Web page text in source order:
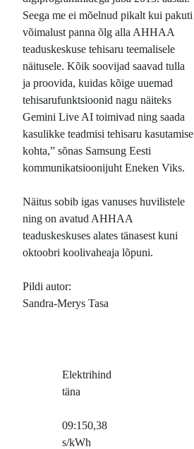
Seega me ei mõelnud pikalt kui pakuti
võimalust panna õlg alla AHHAA
teaduskeskuse tehisaru teemalisele
näitusele. Kõik soovijad saavad tulla
ja proovida, kuidas kõige uuemad
tehisarufunktsioonid nagu näiteks
Gemini Live AI toimivad ning saada
kasulikke teadmisi tehisaru kasutamise
kohta,” sõnas Samsung Eesti
kommunikatsioonijuht Eneken Viks.
Näitus sobib igas vanuses huvilistele
ning on avatud AHHAA
teaduskeskuses alates tänasest kuni
oktoobri koolivaheaja lõpuni.
Pildi autor:
Sandra-Merys Tasa
Elektrihind
täna
09:150,38
s/kWh